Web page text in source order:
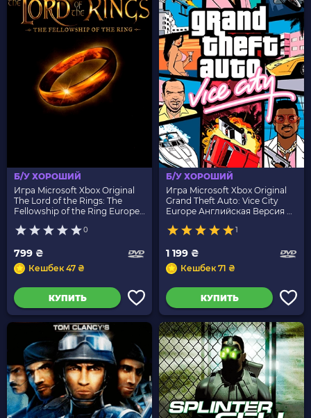
Б/У ХОРОШИЙ
Игра Microsoft Xbox Original
The Lord of the Rings: The
Fellowship of the Ring Europe
0
799 ₴
Кешбек 47 ₴
КУПИТЬ
Б/У ХОРОШИЙ
Игра Microsoft Xbox Original
Grand Theft Auto: Vice City
Europe Английская Версия Б/
1
1 199 ₴
Кешбек 71 ₴
КУПИТЬ